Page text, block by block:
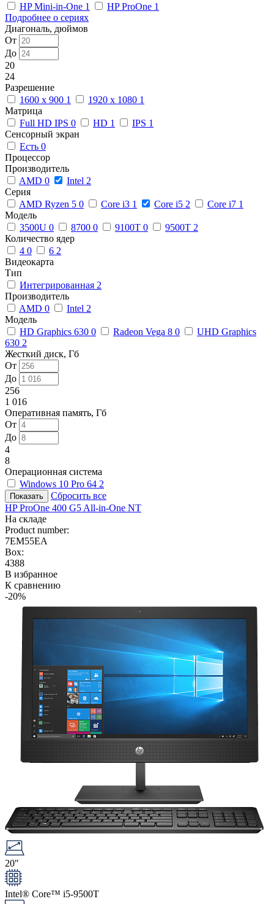
HP Mini-in-One 1 HP ProOne 1
Подробнее о сериях
Диагональ, дюймов
От
До
20
24
Разрешение
1600 x 900 1 1920 x 1080 1
Матрица
Full HD IPS 0 HD 1 IPS 1
Сенсорный экран
Есть 0
Процессор
Производитель
AMD 0 Intel 2
Серия
AMD Ryzen 5 0 Core i3 1 Core i5 2 Core i7 1
Модель
3500U 0 8700 0 9100T 0 9500T 2
Количество ядер
4 0 6 2
Видеокарта
Тип
Интегрированная 2
Производитель
AMD 0 Intel 2
Модель
HD Graphics 630 0 Radeon Vega 8 0
UHD Graphics
630 2
Жесткий диск, Гб
От
До
256
1 016
Оперативная память, Гб
От
До
4
8
Операционная система
Windows 10 Pro 64 2
Сбросить все
HP ProOne 400 G5 All-in-One NT
На складе
Product number:
7EM55EA
Box:
4388
В избранное
К сравнению
-20%
20"
Intel® Core™ i5-9500T